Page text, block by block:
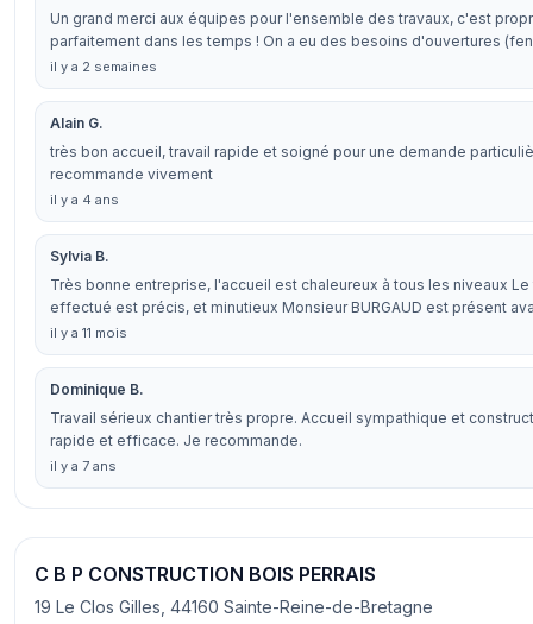
Un grand merci aux équipes pour l'ensemble des travaux, c'est
parfaitement dans les temps ! On a eu des besoins d'ouvertures
il y a 2 semaines
Alain G.
très bon accueil, travail rapide et soigné pour une demande
recommande vivement
il y a 4 ans
Sylvia B.
Très bonne entreprise, l'accueil est chaleureux à tous les niveaux Le
effectué est précis, et minutieux Monsieur BURGAUD est présent
il y a 11 mois
Dominique B.
Travail sérieux chantier très propre. Accueil sympathique et
rapide et efficace. Je recommande.
il y a 7 ans
C B P CONSTRUCTION BOIS PERRAIS
19 Le Clos Gilles, 44160 Sainte-Reine-de-Bretagne